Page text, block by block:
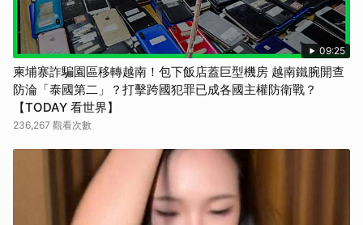
09:25
柬埔寨詐騙園區移轉越南！包下飯店蓋巨型機房 越南鐵腕開查
防淪「泰國第二」？打擊跨國犯罪已成各國主權防衛戰？
【TODAY 看世界】
236,267 觀看次數